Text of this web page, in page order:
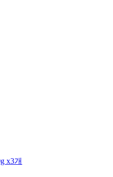
x3개